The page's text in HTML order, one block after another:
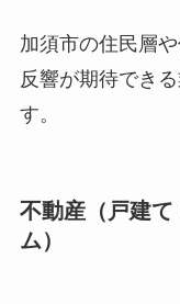
加須市の住民層
反響が期待でき
す。
不動産（戸建
ム）